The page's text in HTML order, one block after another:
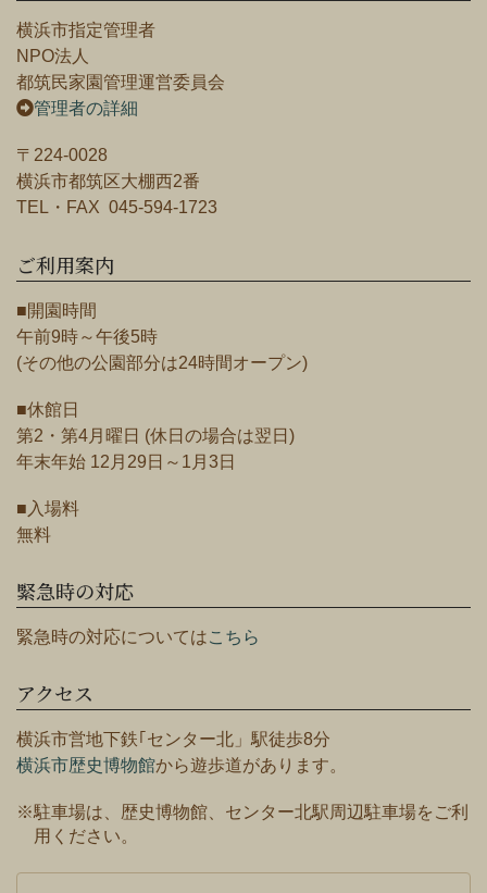
横浜市指定管理者
NPO法人
都筑民家園管理運営委員会
管理者の詳細
〒224-0028
横浜市都筑区大棚西2番
TEL・FAX 045-594-1723
ご利用案内
■開園時間
午前9時～午後5時
(その他の公園部分は24時間オープン)
■休館日
第2・第4月曜日 (休日の場合は翌日)
年末年始 12月29日～1月3日
■入場料
無料
緊急時の対応
緊急時の対応についてはこちら
アクセス
横浜市営地下鉄｢センター北」駅徒歩8分
横浜市歴史博物館から遊歩道があります。
※駐車場は、歴史博物館、センター北駅周辺駐車場をご利
用ください。